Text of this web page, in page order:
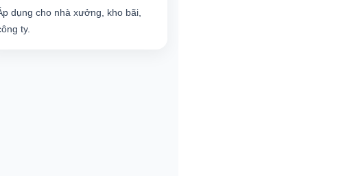
dụng cho nhà xưởng, kho bãi,
ty.